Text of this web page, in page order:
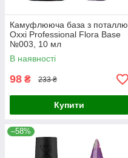
Камуфлююча база з поталлю
Oxxi Professional Flora Base
№003, 10 мл
В наявності
98 ₴ 233 ₴
Купити
–58%